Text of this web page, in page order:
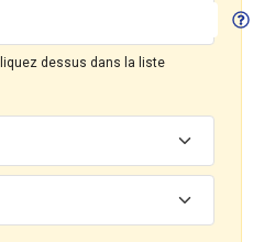
dessus dans la liste